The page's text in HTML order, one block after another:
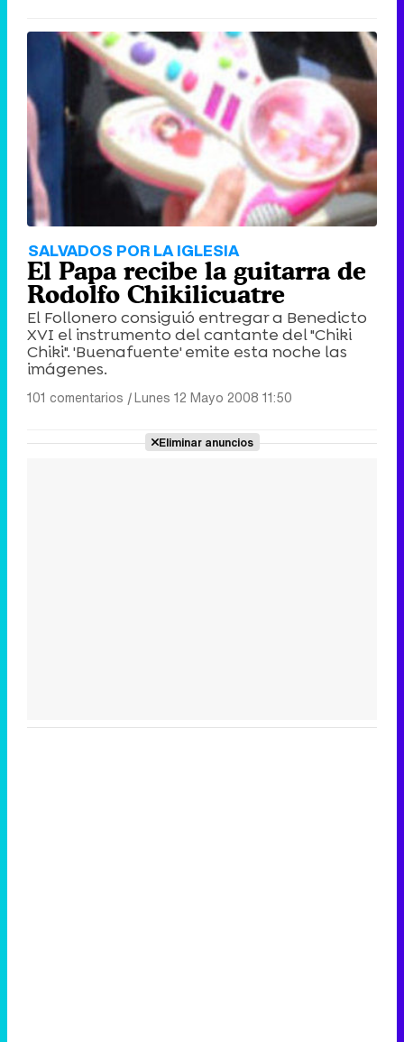
SALVADOS POR LA IGLESIA
El Papa recibe la guitarra de
Rodolfo Chikilicuatre
El Follonero consiguió entregar a Benedicto
XVI el instrumento del cantante del "Chiki
Chiki". 'Buenafuente' emite esta noche las
imágenes.
101 comentarios |Lunes 12 Mayo 2008 11:50
Eliminar anuncios